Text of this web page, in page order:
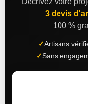
Décrivez votre
3 devis
100 %
✓Artisans
✓Sans